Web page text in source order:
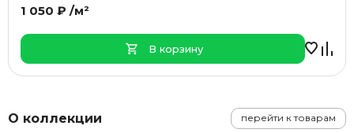
О коллекции перейти к товарам
1 050 ₽ /м²
В корзину